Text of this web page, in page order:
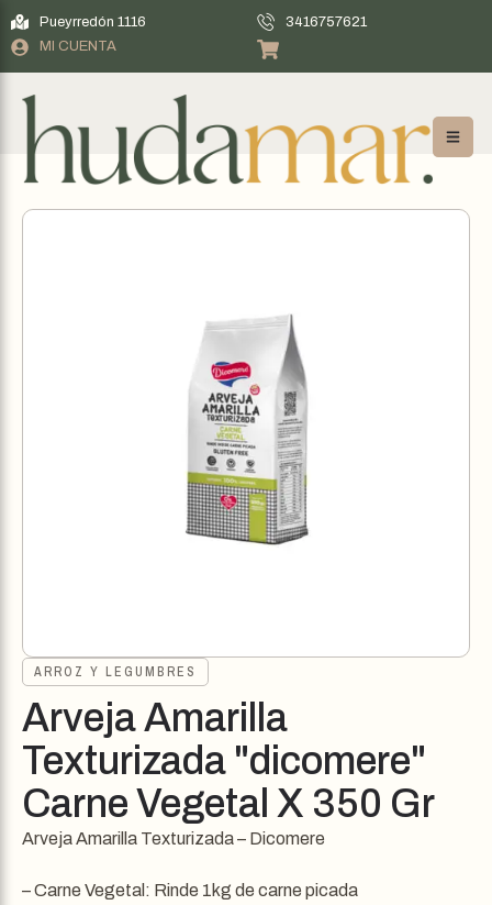
Pueyrredón 1116
3416757621
MI CUENTA
ARROZ Y LEGUMBRES
Arveja Amarilla
Texturizada "dicomere"
Carne Vegetal X 350 Gr
Arveja Amarilla Texturizada – Dicomere
– Carne Vegetal: Rinde 1kg de carne picada